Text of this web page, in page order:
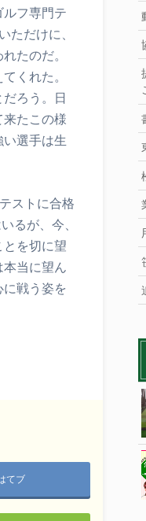
フ専門テ
ただけに、
たのだ。
くれた。
ろう。日
たこの様
選手は生
ストに合格
るが、今、
を切に望
当に望ん
戦う姿を
てブ